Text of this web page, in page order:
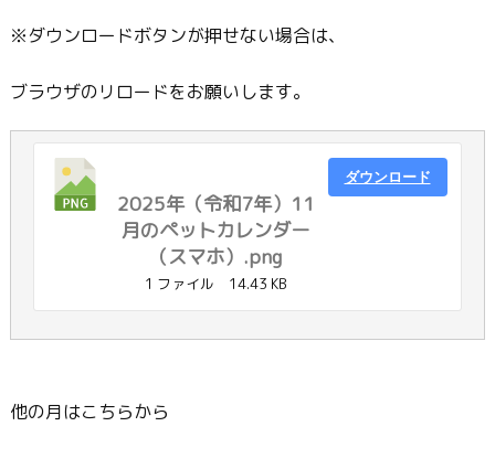
※ダウンロードボタンが押せない場合は、
ブラウザのリロードをお願いします。
2025年（令和7年）11
月のペットカレンダー
（スマホ）.png
1 ファイル 14.43 KB
ダウンロード
他の月はこちらから